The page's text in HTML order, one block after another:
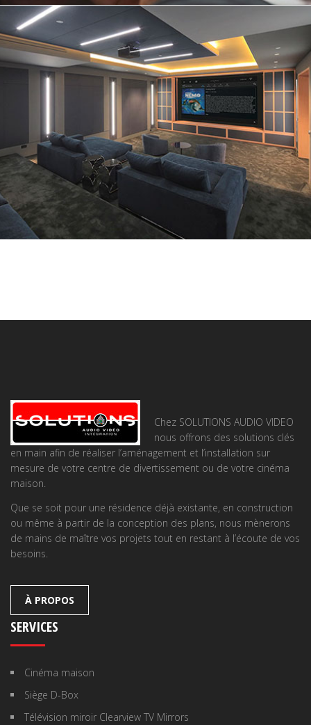
Chez SOLUTIONS AUDIO VIDEO
nous offrons des solutions clés
en main afin de réaliser l’aménagement et l’installation sur
mesure de votre centre de divertissement ou de votre cinéma
maison.
Que se soit pour une résidence déjà existante, en construction
ou même à partir de la conception des plans, nous mènerons
de mains de maître vos projets tout en restant à l’écoute de vos
besoins.
À PROPOS
SERVICES
Cinéma maison
Siège D-Box
Télévision miroir Clearview TV Mirrors